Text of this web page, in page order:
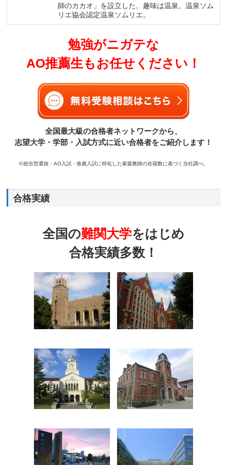
師のカカオ」を設立した。趣味は温泉。温泉ソム
リエ協会認定温泉ソムリエ。
勉強がニガテな
AO推薦生もお任せください！
全国最大級の合格者ネットワークから、
志望大学・学部・入試方式に近い合格者をご紹介します！
※総合型選抜・AO入試・推薦入試に特化した家庭教師の在籍数に基づく当社調べ。
合格実績
全国の難関大学をはじめ
合格実績多数！